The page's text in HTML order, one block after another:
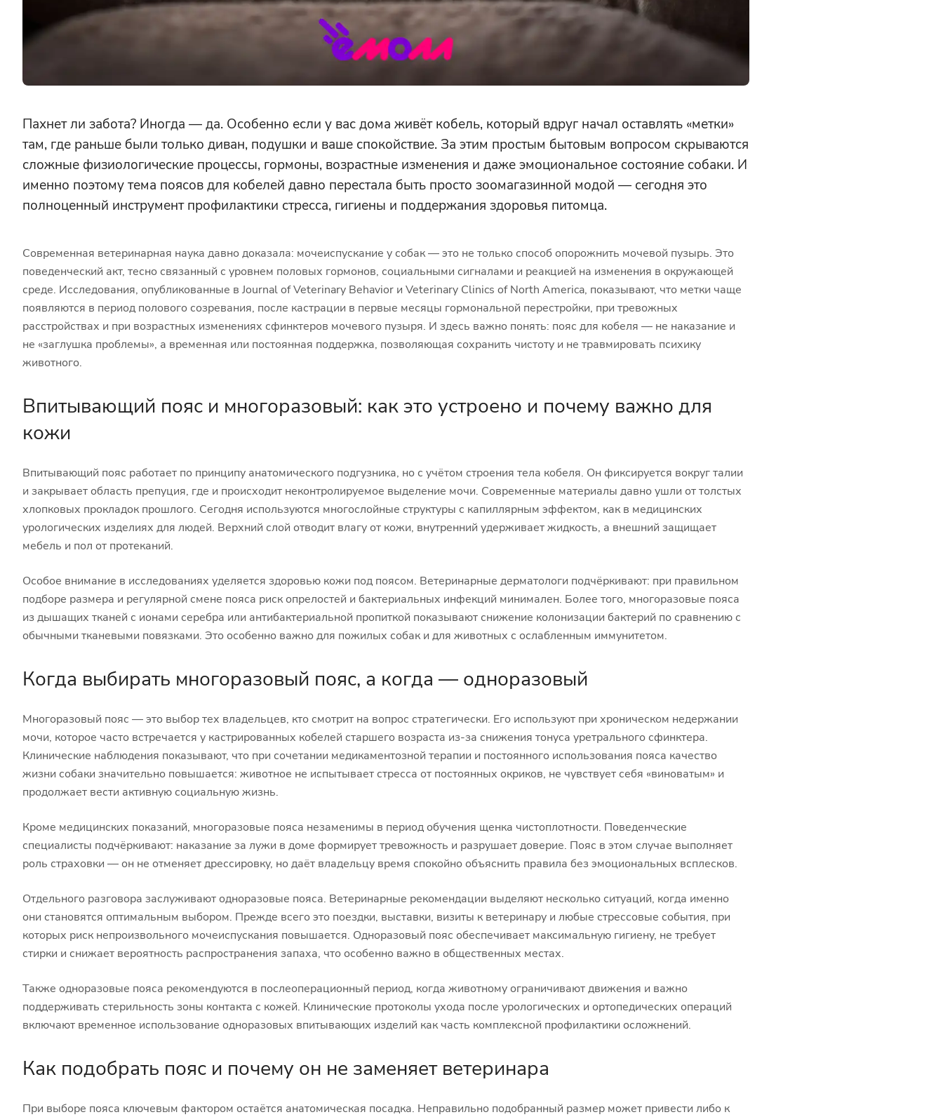
Пахнет ли забота? Иногда — да. Особенно если у вас дома живёт кобель, который вдруг начал оставлять «метки»
там, где раньше были только диван, подушки и ваше спокойствие. За этим простым бытовым вопросом скрываются
сложные физиологические процессы, гормоны, возрастные изменения и даже эмоциональное состояние собаки. И
именно поэтому тема поясов для кобелей давно перестала быть просто зоомагазинной модой — сегодня это
полноценный инструмент профилактики стресса, гигиены и поддержания здоровья питомца.
Современная ветеринарная наука давно доказала: мочеиспускание у собак — это не только способ опорожнить мочевой пузырь. Это
поведенческий акт, тесно связанный с уровнем половых гормонов, социальными сигналами и реакцией на изменения в окружающей
среде. Исследования, опубликованные в Journal of Veterinary Behavior и Veterinary Clinics of North America, показывают, что метки чаще
появляются в период полового созревания, после кастрации в первые месяцы гормональной перестройки, при тревожных
расстройствах и при возрастных изменениях сфинктеров мочевого пузыря. И здесь важно понять: пояс для кобеля — не наказание и
не «заглушка проблемы», а временная или постоянная поддержка, позволяющая сохранить чистоту и не травмировать психику
животного.
Впитывающий пояс и многоразовый: как это устроено и почему важно для
кожи
Впитывающий пояс работает по принципу анатомического подгузника, но с учётом строения тела кобеля. Он фиксируется вокруг талии
и закрывает область препуция, где и происходит неконтролируемое выделение мочи. Современные материалы давно ушли от толстых
хлопковых прокладок прошлого. Сегодня используются многослойные структуры с капиллярным эффектом, как в медицинских
урологических изделиях для людей. Верхний слой отводит влагу от кожи, внутренний удерживает жидкость, а внешний защищает
мебель и пол от протеканий.
Особое внимание в исследованиях уделяется здоровью кожи под поясом. Ветеринарные дерматологи подчёркивают: при правильном
подборе размера и регулярной смене пояса риск опрелостей и бактериальных инфекций минимален. Более того, многоразовые пояса
из дышащих тканей с ионами серебра или антибактериальной пропиткой показывают снижение колонизации бактерий по сравнению с
обычными тканевыми повязками. Это особенно важно для пожилых собак и для животных с ослабленным иммунитетом.
Когда выбирать многоразовый пояс, а когда — одноразовый
Многоразовый пояс — это выбор тех владельцев, кто смотрит на вопрос стратегически. Его используют при хроническом недержании
мочи, которое часто встречается у кастрированных кобелей старшего возраста из-за снижения тонуса уретрального сфинктера.
Клинические наблюдения показывают, что при сочетании медикаментозной терапии и постоянного использования пояса качество
жизни собаки значительно повышается: животное не испытывает стресса от постоянных окриков, не чувствует себя «виноватым» и
продолжает вести активную социальную жизнь.
Кроме медицинских показаний, многоразовые пояса незаменимы в период обучения щенка чистоплотности. Поведенческие
специалисты подчёркивают: наказание за лужи в доме формирует тревожность и разрушает доверие. Пояс в этом случае выполняет
роль страховки — он не отменяет дрессировку, но даёт владельцу время спокойно объяснить правила без эмоциональных всплесков.
Отдельного разговора заслуживают одноразовые пояса. Ветеринарные рекомендации выделяют несколько ситуаций, когда именно
они становятся оптимальным выбором. Прежде всего это поездки, выставки, визиты к ветеринару и любые стрессовые события, при
которых риск непроизвольного мочеиспускания повышается. Одноразовый пояс обеспечивает максимальную гигиену, не требует
стирки и снижает вероятность распространения запаха, что особенно важно в общественных местах.
Также одноразовые пояса рекомендуются в послеоперационный период, когда животному ограничивают движения и важно
поддерживать стерильность зоны контакта с кожей. Клинические протоколы ухода после урологических и ортопедических операций
включают временное использование одноразовых впитывающих изделий как часть комплексной профилактики осложнений.
Как подобрать пояс и почему он не заменяет ветеринара
При выборе пояса ключевым фактором остаётся анатомическая посадка. Неправильно подобранный размер может привести либо к